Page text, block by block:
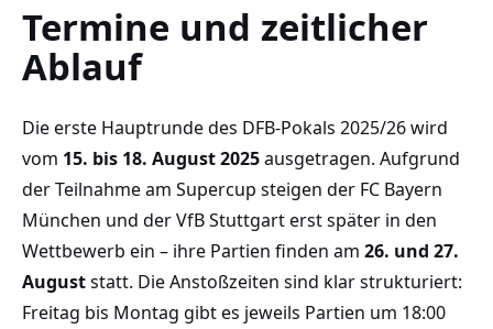
Termine und zeitlicher
Ablauf
Die erste Hauptrunde des DFB-Pokals 2025/26 wird
vom 15. bis 18. August 2025ausgetragen. Aufgrund
der Teilnahme am Supercup steigen der FC Bayern
München und der VfB Stuttgart erst später in den
Wettbewerb ein – ihre Partien finden am 26. und 27.
Auguststatt. Die Anstoßzeiten sind klar strukturiert:
Freitag bis Montag gibt es jeweils Partien um 18:00